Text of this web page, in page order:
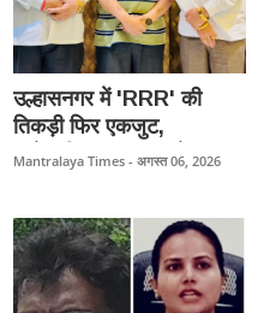
उल्हासनगर में 'RRR' की
तिकड़ी फिर एकजुट,
राजेंद्रसिंह भुल्लर, राजेंद्र
उत्साह की नई लहर।
Mantralaya Times - अगस्त 06, 2026